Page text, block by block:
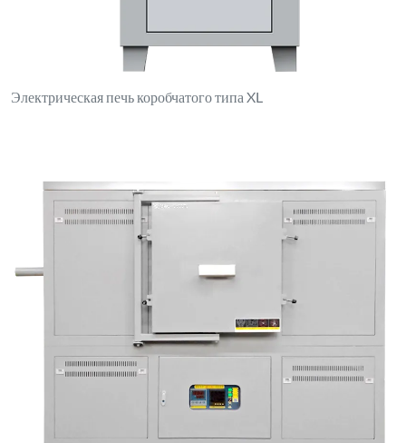
Электрическая печь коробчатого типа XL